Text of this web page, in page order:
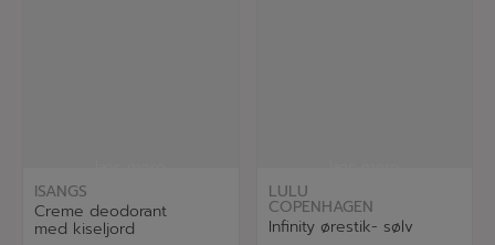
ISANGS
Creme deodorant
med kiseljord
LULU
COPENHAGEN
Infinity ørestik- sølv